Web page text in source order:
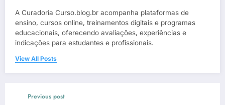
A Curadoria Curso.blog.br acompanha plataformas de
ensino, cursos online, treinamentos digitais e programas
educacionais, oferecendo avaliações, experiências e
indicações para estudantes e profissionais.
View All Posts
Previous post